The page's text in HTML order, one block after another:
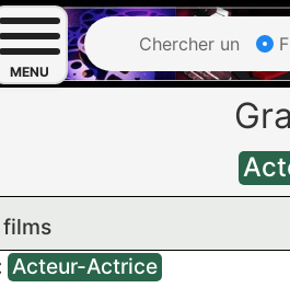
MENU
Chercher un
films
Acteur-Actrice